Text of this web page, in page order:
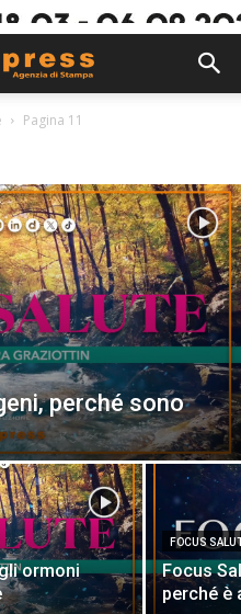
Pagina 11
perché sono
ormoni
FOCUS
Focus
perché è